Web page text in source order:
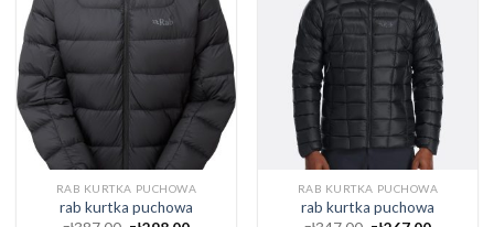
RAB KURTKA PUCHOWA
rab kurtka puchowa
RAB KURTKA PUCHOWA
rab kurtka puchowa